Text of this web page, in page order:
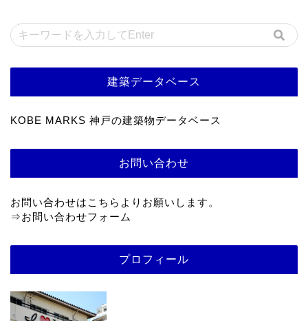
建築データベース
KOBE MARKS 神戸の建築物データベース
お問い合わせ
お問い合わせはこちらよりお願いします。
⇒お問い合わせフォーム
プロフィール